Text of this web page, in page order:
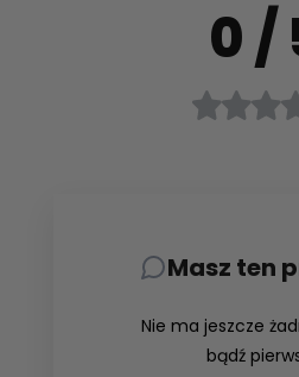
0/
Masz ten
Nie ma jeszcze
bądź